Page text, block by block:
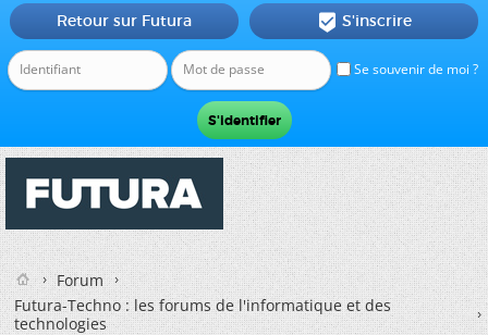
Se souvenir de moi ?
Retour sur Futura  S'inscrire
Forum
Futura-Techno : les forums de l'informatique et des
technologies